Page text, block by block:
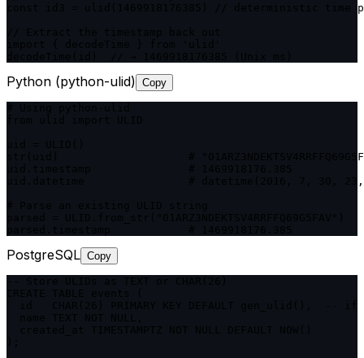
const id3 = ulid(1469918176385) // deterministic time
Python (python-ulid) Copy
str(uid)                    #
uid.datetime                # datetime(2016, 7, 30, 23,
PostgreSQL Copy